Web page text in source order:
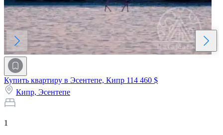
Купить квартиру в Эсентепе, Кипр 114 460 $
Кипр, Эсентепе
1